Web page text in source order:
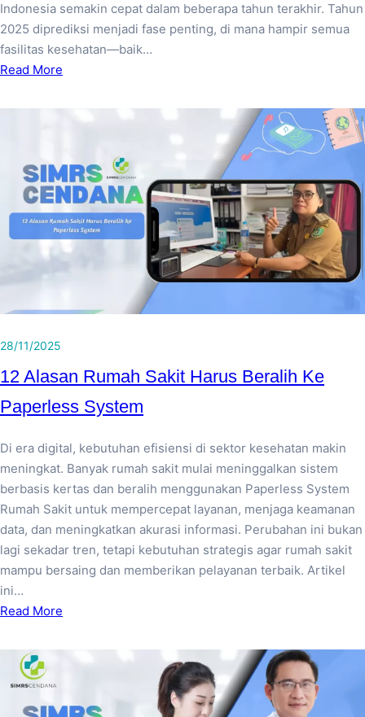
Indonesia semakin cepat dalam beberapa tahun terakhir. Tahun
2025 diprediksi menjadi fase penting, di mana hampir semua
fasilitas kesehatan—baik…
Read More
28/11/2025
12 Alasan Rumah Sakit Harus Beralih Ke
Paperless System
Di era digital, kebutuhan efisiensi di sektor kesehatan makin
meningkat. Banyak rumah sakit mulai meninggalkan sistem
berbasis kertas dan beralih menggunakan Paperless System
Rumah Sakit untuk mempercepat layanan, menjaga keamanan
data, dan meningkatkan akurasi informasi. Perubahan ini bukan
lagi sekadar tren, tetapi kebutuhan strategis agar rumah sakit
mampu bersaing dan memberikan pelayanan terbaik. Artikel
ini…
Read More